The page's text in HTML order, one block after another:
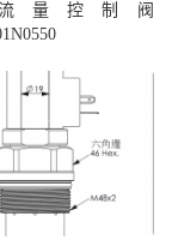
流量控制阀